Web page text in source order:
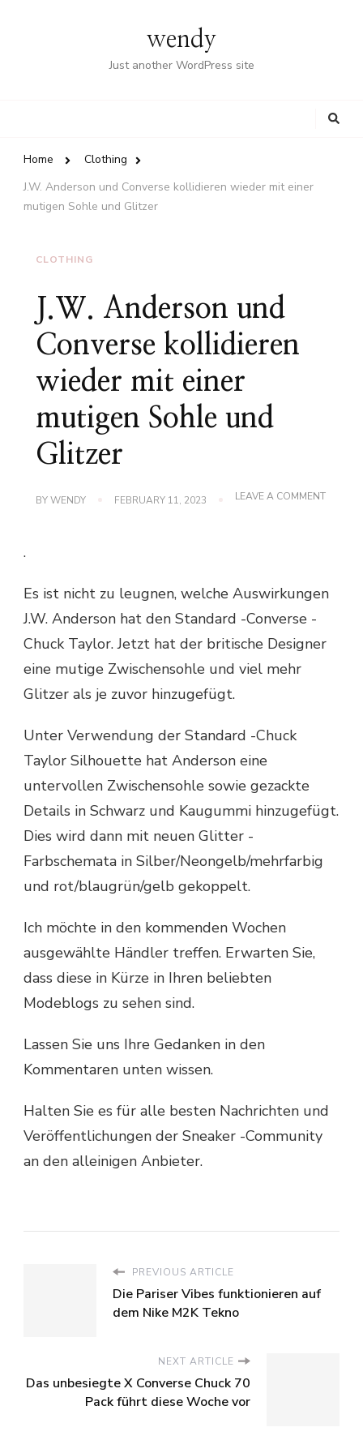
wendy
Just another WordPress site
Home
Clothing
J.W. Anderson und Converse kollidieren wieder mit einer
mutigen Sohle und Glitzer
CLOTHING
J.W. Anderson und
Converse kollidieren
wieder mit einer
mutigen Sohle und
Glitzer
BYWENDY FEBRUARY 11, 2023 LEAVE A COMMENTON
MIT
UND
.
Es ist nicht zu leugnen, welche Auswirkungen
J.W. Anderson hat den Standard -Converse -
Chuck Taylor. Jetzt hat der britische Designer
eine mutige Zwischensohle und viel mehr
Glitzer als je zuvor hinzugefügt.
Unter Verwendung der Standard -Chuck
Taylor Silhouette hat Anderson eine
untervollen Zwischensohle sowie gezackte
Details in Schwarz und Kaugummi hinzugefügt.
Dies wird dann mit neuen Glitter -
Farbschemata in Silber/Neongelb/mehrfarbig
und rot/blaugrün/gelb gekoppelt.
Ich möchte in den kommenden Wochen
ausgewählte Händler treffen. Erwarten Sie,
dass diese in Kürze in Ihren beliebten
Modeblogs zu sehen sind.
Lassen Sie uns Ihre Gedanken in den
Kommentaren unten wissen.
Halten Sie es für alle besten Nachrichten und
Veröffentlichungen der Sneaker -Community
an den alleinigen Anbieter.
PREVIOUS ARTICLE
Die Pariser Vibes funktionieren auf
dem Nike M2K Tekno
NEXT ARTICLE
Das unbesiegte X Converse Chuck 70
Pack führt diese Woche vor